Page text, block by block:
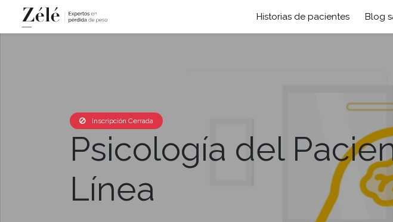
Historias de pacientes Blog
Inscripción Cerrada
Psicología del
Línea